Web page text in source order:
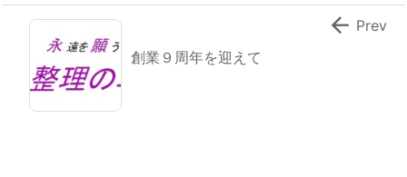
創業９周年を迎えて
 Prev